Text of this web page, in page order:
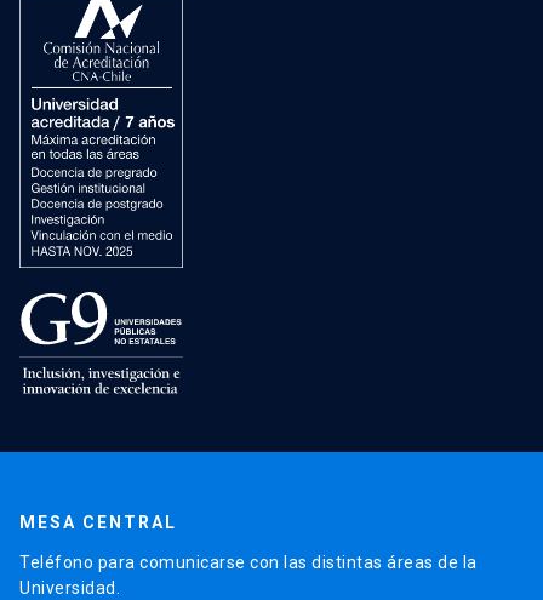
MESA CENTRAL
Teléfono para comunicarse con las distintas áreas de la
Universidad.